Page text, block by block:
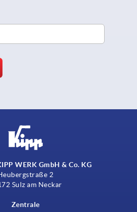
WERK GmbH & Co. KG
2
Sulz am Neckar
Zentrale